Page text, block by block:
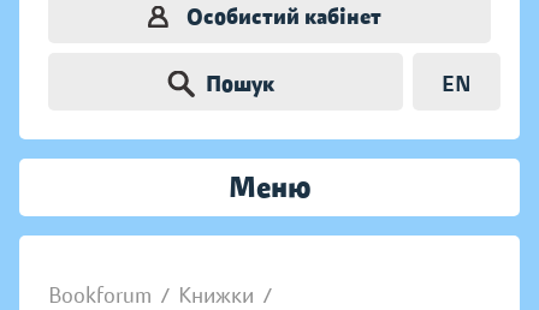
Особистий кабінет
Пошук EN
Меню
Bookforum / Книжки /